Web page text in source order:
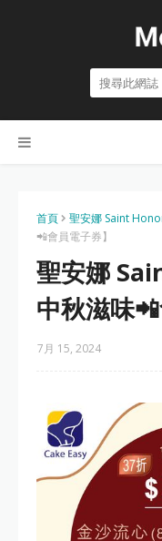
首頁 聖安娜 Saint
📲會員電子券】
聖安娜
中秋滋味📲
7月 15, 2024